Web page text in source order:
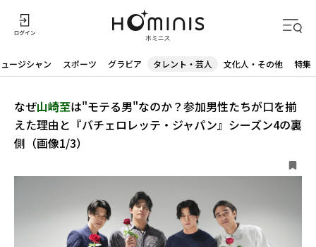
ージシャン スポーツ グラビア タレント・芸人 文化人・その他 特集
なぜ山崎至は"モテる男"なのか？参加男性たちが口を揃
えた理由と『バチェロレッテ・ジャパン』シーズン4の裏
側（画像1/3）